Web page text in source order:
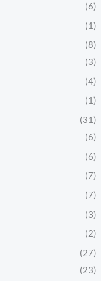
(6)
(1)
(8)
(3)
(4)
(1)
(31)
(6)
(6)
(7)
(7)
(3)
(2)
(27)
(23)